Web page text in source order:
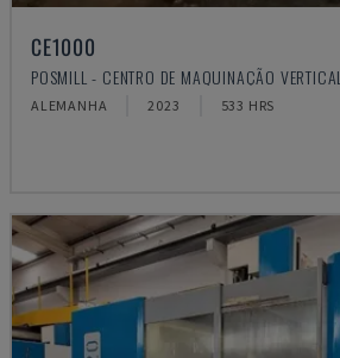
CE1000
POSMILL - CENTRO DE MAQUINAÇÃO VERTICAL
ALEMANHA 2023 533 HRS